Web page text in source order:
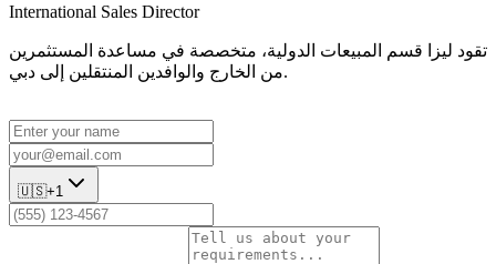
International Sales Director
تقود ليزا قسم المبيعات الدولية، متخصصة في مساعدة المستثمرين
من الخارج والوافدين المنتقلين إلى دبي.
🇺🇸+1